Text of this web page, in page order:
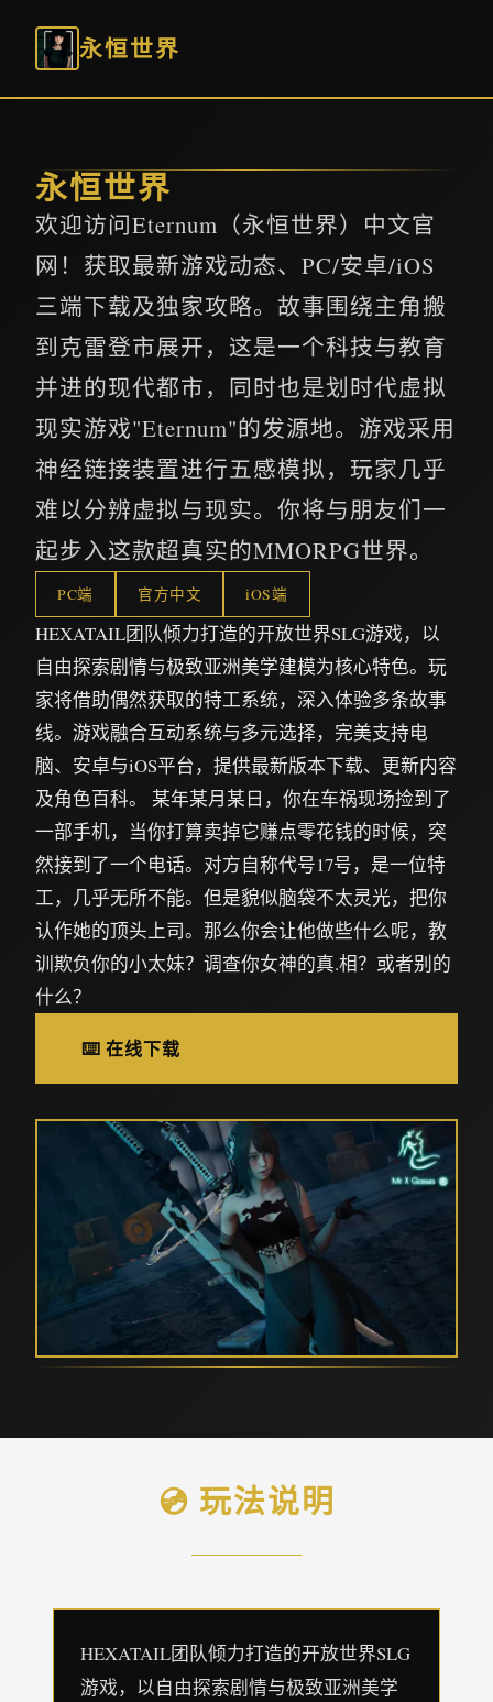
永恒世界
永恒世界
欢迎访问Eternum（永恒世界）中文官
网！获取最新游戏动态、PC/安卓/iOS
三端下载及独家攻略。故事围绕主角搬
到克雷登市展开，这是一个科技与教育
并进的现代都市，同时也是划时代虚拟
现实游戏"Eternum"的发源地。游戏采用
神经链接装置进行五感模拟，玩家几乎
难以分辨虚拟与现实。你将与朋友们一
起步入这款超真实的MMORPG世界。
PC端 官方中文 iOS端
HEXATAIL团队倾力打造的开放世界SLG游戏，以
自由探索剧情与极致亚洲美学建模为核心特色。玩
家将借助偶然获取的特工系统，深入体验多条故事
线。游戏融合互动系统与多元选择，完美支持电
脑、安卓与iOS平台，提供最新版本下载、更新内容
及角色百科。 某年某月某日，你在车祸现场捡到了
一部手机，当你打算卖掉它赚点零花钱的时候，突
然接到了一个电话。对方自称代号17号，是一位特
工，几乎无所不能。但是貌似脑袋不太灵光，把你
认作她的顶头上司。那么你会让他做些什么呢，教
训欺负你的小太妹？调查你女神的真.相？或者别的
什么？
⌨️ 在线下载
💿 玩法说明
HEXATAIL团队倾力打造的开放世界SLG
游戏，以自由探索剧情与极致亚洲美学